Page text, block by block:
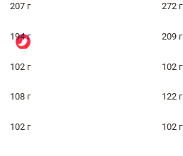
207 г 272 г
194 г 209 г
102 г 102 г
108 г 122 г
102 г 102 г